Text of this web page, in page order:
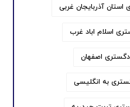
آذربایجان غربی
اسلام اباد غرب
اصفهان
به انگلیسی